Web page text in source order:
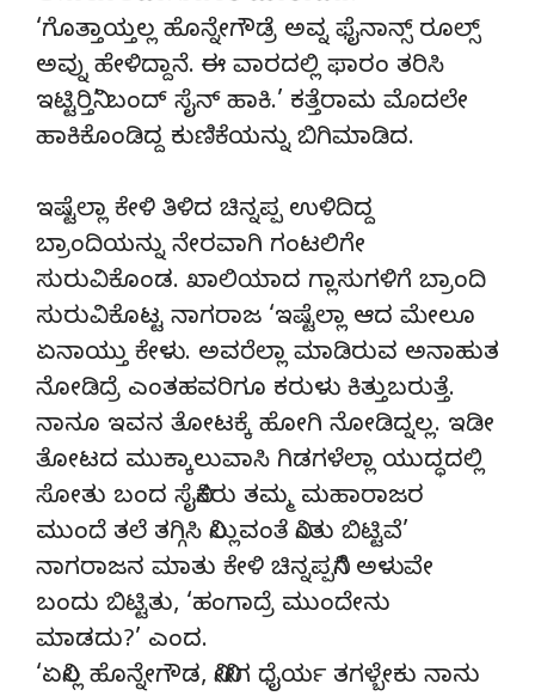
‘ಗೊತ್ತಾಯ್ತಲ್ಲ ಹೊನ್ನೇಗೌಡ್ರೆ ಅವ್ನ ಫೈನಾನ್ಸ್ ರೂಲ್ಸ್
ಅವ್ನು ಹೇಳಿದ್ದಾನೆ. ಈ ವಾರದಲ್ಲಿ ಫಾರಂ ತರಿಸಿ
ಇಟ್ಟಿರ‍್ತಿನಿ’ ಬಂದ್ ಸೈನ್ ಹಾಕಿ.’ ಕತ್ತೆರಾಮ ಮೊದಲೇ
ಹಾಕಿಕೊಂಡಿದ್ದ ಕುಣಿಕೆಯನ್ನು ಬಿಗಿಮಾಡಿದ.
ಇಷ್ಟೆಲ್ಲಾ ಕೇಳಿ ತಿಳಿದ ಚಿನ್ನಪ್ಪ ಉಳಿದಿದ್ದ
ಬ್ರಾಂದಿಯನ್ನು ನೇರವಾಗಿ ಗಂಟಲಿಗೇ
ಸುರುವಿಕೊಂಡ. ಖಾಲಿಯಾದ ಗ್ಲಾಸುಗಳಿಗೆ ಬ್ರಾಂದಿ
ಸುರುವಿಕೊಟ್ಟ ನಾಗರಾಜ ‘ಇಷ್ಟೆಲ್ಲಾ ಆದ ಮೇಲೂ
ಏನಾಯ್ತು ಕೇಳು. ಅವರೆಲ್ಲಾ ಮಾಡಿರುವ ಅನಾಹುತ
ನೋಡಿದ್ರೆ ಎಂತಹವರಿಗೂ ಕರುಳು ಕಿತ್ತುಬರುತ್ತೆ.
ನಾನೂ ಇವನ ತೋಟಕ್ಕೆ ಹೋಗಿ ನೋಡಿದ್ನಲ್ಲ. ಇಡೀ
ತೋಟದ ಮುಕ್ಕಾಲುವಾಸಿ ಗಿಡಗಳೆಲ್ಲಾ ಯುದ್ಧದಲ್ಲಿ
ಸೋತು ಬಂದ ಸೈನಿಕರು ತಮ್ಮ ಮಹಾರಾಜರ
ಮುಂದೆ ತಲೆ ತಗ್ಗಿಸಿ ನಿಲ್ಲುವಂತೆ ನಿಂತು ಬಿಟ್ಟಿವೆ’
ನಾಗರಾಜನ ಮಾತು ಕೇಳಿ ಚಿನ್ನಪ್ಪನಿಗೆ ಅಳುವೇ
ಬಂದು ಬಿಟ್ಟಿತು, ‘ಹಂಗಾದ್ರೆ ಮುಂದೇನು
ಮಾಡದು?’ ಎಂದ.
‘ಏನಿಲ್ಲ ಹೊನ್ನೇಗೌಡ, ನೀನೀಗ ಧೈರ್ಯ ತಗಳ್ಬೇಕು ನಾನು